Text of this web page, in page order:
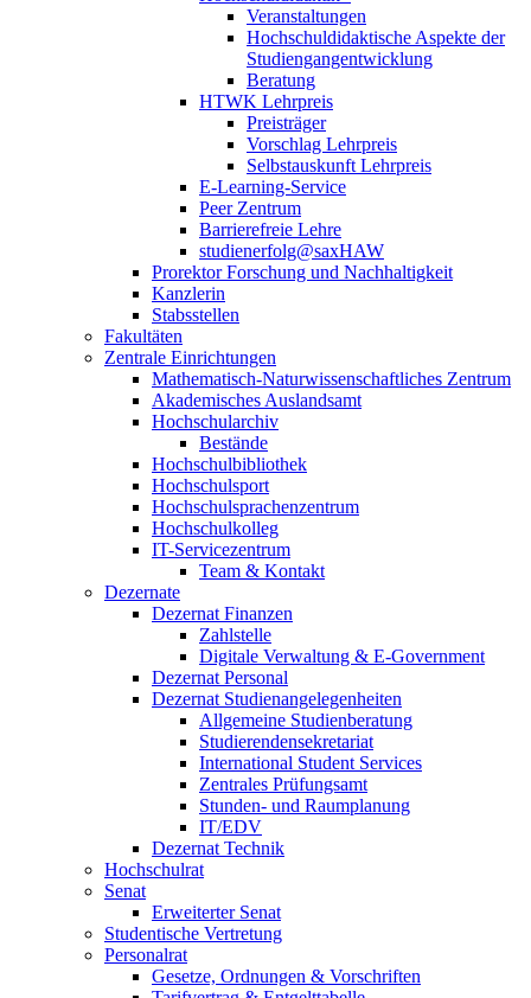
Veranstaltungen
Hochschuldidaktische Aspekte der
Studiengangentwicklung
Beratung
HTWK Lehrpreis
Preisträger
Vorschlag Lehrpreis
Selbstauskunft Lehrpreis
E-Learning-Service
Peer Zentrum
Barrierefreie Lehre
studienerfolg@saxHAW
Prorektor Forschung und Nachhaltigkeit
Kanzlerin
Stabsstellen
Fakultäten
Zentrale Einrichtungen
Mathematisch-Naturwissenschaftliches Zentrum
Akademisches Auslandsamt
Hochschularchiv
Bestände
Hochschulbibliothek
Hochschulsport
Hochschulsprachenzentrum
Hochschulkolleg
IT-Servicezentrum
Team & Kontakt
Dezernate
Dezernat Finanzen
Zahlstelle
Digitale Verwaltung & E-Government
Dezernat Personal
Dezernat Studienangelegenheiten
Allgemeine Studienberatung
Studierendensekretariat
International Student Services
Zentrales Prüfungsamt
Stunden- und Raumplanung
IT/EDV
Dezernat Technik
Hochschulrat
Senat
Erweiterter Senat
Studentische Vertretung
Personalrat
Gesetze, Ordnungen & Vorschriften